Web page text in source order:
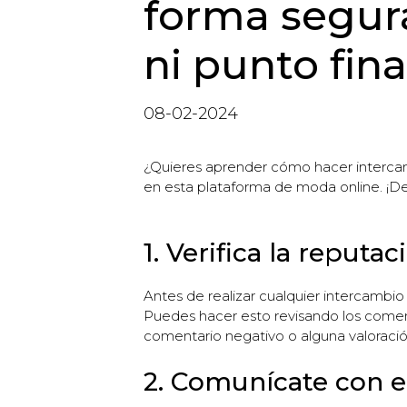
forma
ni punto
08-02-2024
¿Quieres aprender cómo hacer
en esta plataforma de moda online.
1. Verifica la
Antes de realizar cualquier
Puedes hacer esto revisando los
comentario negativo o alguna
2. Comunícate con